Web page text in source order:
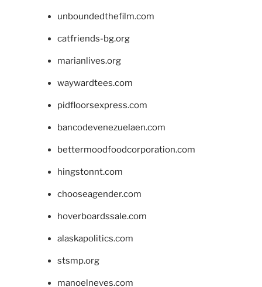
unboundedthefilm.com
catfriends-bg.org
marianlives.org
waywardtees.com
pidfloorsexpress.com
bancodevenezuelaen.com
bettermoodfoodcorporation.com
hingstonnt.com
chooseagender.com
hoverboardssale.com
alaskapolitics.com
stsmp.org
manoelneves.com